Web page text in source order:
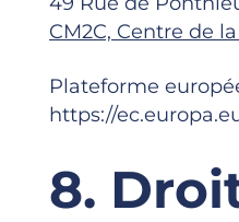
CM2C, Centre de
Plateforme
https://
8.